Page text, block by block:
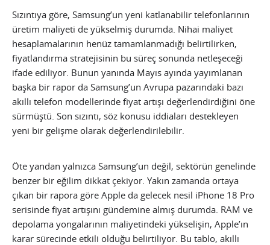
Sızıntıya göre, Samsung’un yeni katlanabilir telefonlarının
üretim maliyeti de yükselmiş durumda. Nihai maliyet
hesaplamalarının henüz tamamlanmadığı belirtilirken,
fiyatlandırma stratejisinin bu süreç sonunda netleşeceği
ifade ediliyor. Bunun yanında Mayıs ayında yayımlanan
başka bir rapor da Samsung’un Avrupa pazarındaki bazı
akıllı telefon modellerinde fiyat artışı değerlendirdiğini öne
sürmüştü. Son sızıntı, söz konusu iddiaları destekleyen
yeni bir gelişme olarak değerlendirilebilir.
Öte yandan yalnızca Samsung’un değil, sektörün genelinde
benzer bir eğilim dikkat çekiyor. Yakın zamanda ortaya
çıkan bir rapora göre Apple da gelecek nesil iPhone 18 Pro
serisinde fiyat artışını gündemine almış durumda. RAM ve
depolama yongalarının maliyetindeki yükselişin, Apple’ın
karar sürecinde etkili olduğu belirtiliyor. Bu tablo, akıllı